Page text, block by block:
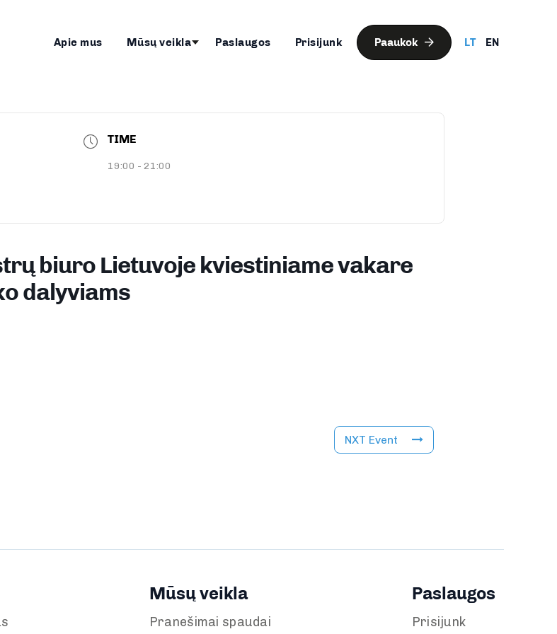
Apie mus Mūsų veikla Paslaugos Prisijunk Paaukok LT EN
TIME
19:00 - 21:00
biuro Lietuvoje kviestiniame vakare
dalyviams
NXT Event
Mūsų veikla
Pranešimai spaudai
Paslaugos
Prisijunk